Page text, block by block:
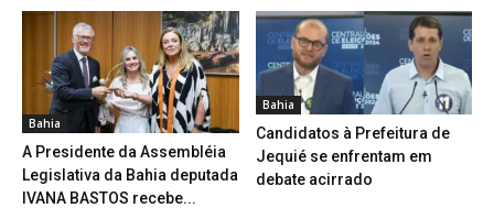
Bahia
A Presidente da Assembléia
Legislativa da Bahia deputada
IVANA BASTOS recebe...
Bahia
Candidatos à Prefeitura de
Jequié se enfrentam em
debate acirrado